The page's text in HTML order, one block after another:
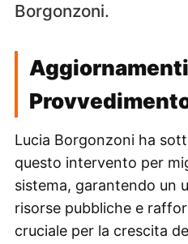
Borgonzoni.
Lucia Borgonzoni ha
questo intervento per
sistema, garantendo un
risorse pubbliche e
cruciale per la crescita